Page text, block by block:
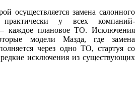
осуществляется замена салонного
практически у всех компаний-
– каждое плановое ТО. Исключения
модели Мазда, где замена
через одно ТО, стартуя со
исключения из существующих